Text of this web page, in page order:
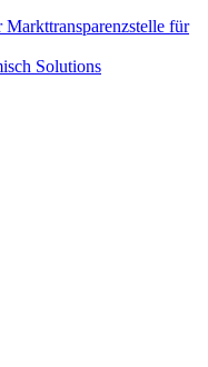
Markttransparenzstelle für
Solutions